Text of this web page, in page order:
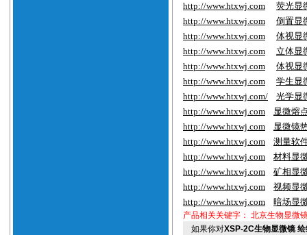
http://www.htxwj.com
荧光显
http://www.htxwj.com
倒置显
http://www.htxwj.com
体视显
http://www.htxwj.com
立体显
http://www.htxwj.com
体视显
http://www.htxwj.com
学生显
http://www.htxwj.com/
光学显
http://www.htxwj.com
显微熔
http://www.htxwj.com
显微镜
http://www.htxwj.com
测量软
http://www.htxwj.com
材料显
http://www.htxwj.com
矿相显
http://www.htxwj.com
视频显
http://www.htxwj.com
暗场显
产品相关关键字： 北京生物显微
如果你对XSP-2C生物显微镜